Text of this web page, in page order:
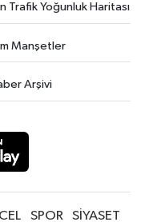
Trafik Yoğunluk Haritası
Manşetler
Arşivi
SPOR SİYASET